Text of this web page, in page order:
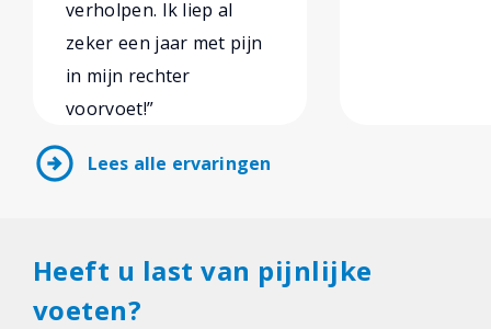
verholpen. Ik liep al
zeker een jaar met pijn
in mijn rechter
voorvoet!”
arrow_circle_right Lees alle ervaringen
Heeft u last van pijnlijke
voeten?